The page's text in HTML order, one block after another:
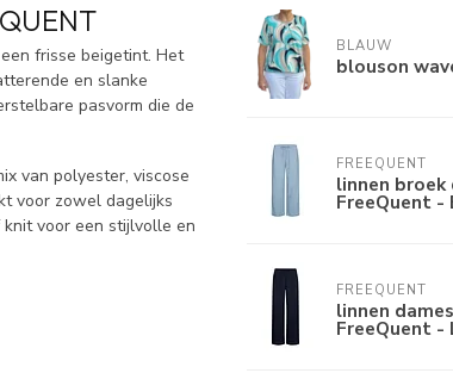
frisse beigetint. Het
en slanke
pasvorm die de
van polyester, viscose
voor zowel dagelijks
voor een stijlvolle en
BLAUW
blouson
FREEQUENT
linnen
FreeQuent -
FREEQUENT
linnen
FreeQuent -